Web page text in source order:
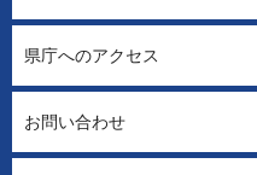
県庁へのアクセス
お問い合わせ